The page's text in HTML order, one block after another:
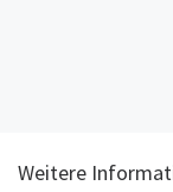
Weitere